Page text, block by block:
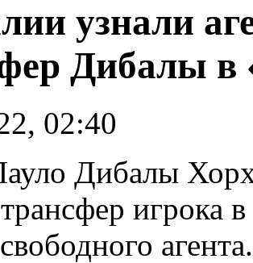
узнали
Дибалы в
02:40
Дибалы
трансфер игрока
агента.